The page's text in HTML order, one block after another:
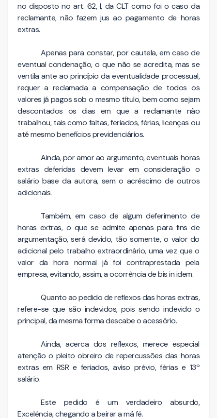
no disposto no art. 62, I, da CLT como foi o caso da
reclamante, não fazem jus ao pagamento de horas
extras.
Apenas para constar, por cautela, em caso de
eventual condenação, o que não se acredita, mas se
ventila ante ao princípio da eventualidade processual,
requer a reclamada a compensação de todos os
valores já pagos sob o mesmo título, bem como sejam
descontados os dias em que a reclamante não
trabalhou, tais como faltas, feriados, férias, licenças ou
até mesmo benefícios previdenciários.
Ainda, por amor ao argumento, eventuais horas
extras deferidas devem levar em consideração o
salário base da autora, sem o acréscimo de outros
adicionais.
Também, em caso de algum deferimento de
horas extras, o que se admite apenas para fins de
argumentação, será devido, tão somente, o valor do
adicional pelo trabalho extraordinário, uma vez que o
valor da hora normal já foi contraprestada pela
empresa, evitando, assim, a ocorrência de bis in idem.
Quanto ao pedido de reflexos das horas extras,
refere-se que são indevidos, pois sendo indevido o
principal, da mesma forma descabe o acessório.
Ainda, acerca dos reflexos, merece especial
atenção o pleito obreiro de repercussões das horas
extras em RSR e feriados, aviso prévio, férias e 13º
salário.
Este pedido é um verdadeiro absurdo,
Excelência, chegando a beirar a má fé.